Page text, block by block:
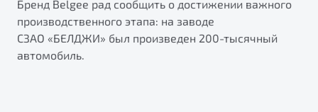
Бренд Belgee рад сообщить о достижении важного
производственного этапа: на заводе
СЗАО «БЕЛДЖИ» был произведен 200-тысячный
автомобиль.